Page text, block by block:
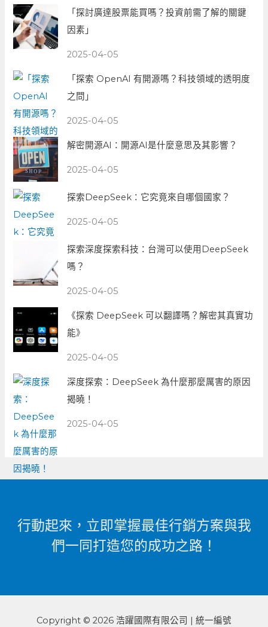
「探討廣達股票能買嗎？投資前需了解的關鍵
因素」
2025-04-05
「探索 OpenAI 有開源嗎？科技領域的透明度
之問」
2025-04-05
解密開源AI：開源AI是什麼意思及其影響？
2025-04-05
探索DeepSeek：它究竟來自哪個國家？
2025-04-05
探索深度探索科技：台灣可以使用DeepSeek
嗎？
2025-04-05
《探索 DeepSeek 可以翻譯嗎？解密其真實功
能》
2025-04-05
深度探索：DeepSeek 為什麼那麼厲害的原因
揭曉！
2025-04-05
行動起來，立即掌握最佳行銷方案與我
們一同打造您的成功之路！
Copyright © 2026 浩躍國際有限公司 | 統一編號